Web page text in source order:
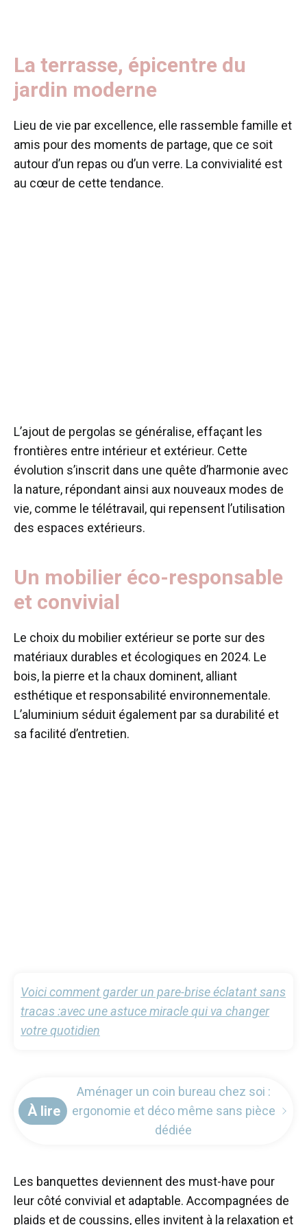
La terrasse, épicentre du
jardin moderne
Lieu de vie par excellence, elle rassemble famille et
amis pour des moments de partage, que ce soit
autour d’un repas ou d’un verre. La convivialité est
au cœur de cette tendance.
L’ajout de pergolas se généralise, effaçant les
frontières entre intérieur et extérieur. Cette
évolution s’inscrit dans une quête d’harmonie avec
la nature, répondant ainsi aux nouveaux modes de
vie, comme le télétravail, qui repensent l’utilisation
des espaces extérieurs.
Un mobilier éco-responsable
et convivial
Le choix du mobilier extérieur se porte sur des
matériaux durables et écologiques en 2024. Le
bois, la pierre et la chaux dominent, alliant
esthétique et responsabilité environnementale.
L’aluminium séduit également par sa durabilité et
sa facilité d’entretien.
Voici comment garder un pare-brise éclatant sans
tracas :avec une astuce miracle qui va changer
votre quotidien
À lire
Aménager un coin bureau chez soi :
ergonomie et déco même sans pièce
dédiée
Les banquettes deviennent des must-have pour
leur côté convivial et adaptable. Accompagnées de
plaids et de coussins, elles invitent à la relaxation et